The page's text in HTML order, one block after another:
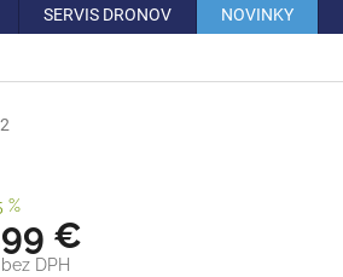
SERVIS DRONOV NOVINKY
%
€
DPH